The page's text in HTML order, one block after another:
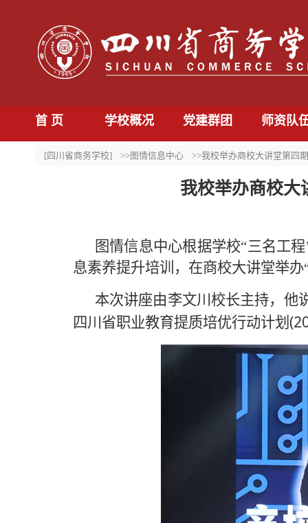
[四川省商务学校] >>图情信息中心 >>我校举办商校大讲堂第四
我校举办商校大
图情信息中心根据学校“三名工
息素养提升培训，在商校大讲堂举办
本次讲座由李文川校长主持，他
四川省职业教育提质培优行动计划
首 页 学校概况 党建群团 师资队